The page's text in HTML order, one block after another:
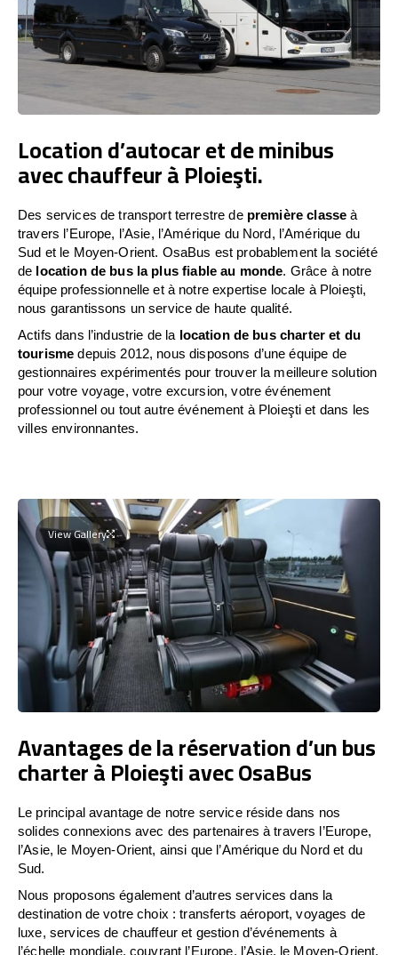
Location d’autocar et de minibus
avec chauffeur à Ploieşti.
Des services de transport terrestre de première classe à
travers l’Europe, l’Asie, l’Amérique du Nord, l’Amérique du
Sud et le Moyen-Orient. OsaBus est probablement la société
de location de bus la plus fiable au monde. Grâce à notre
équipe professionnelle et à notre expertise locale à Ploieşti,
nous garantissons un service de haute qualité.
Actifs dans l’industrie de la location de bus charter et du
tourisme depuis 2012, nous disposons d’une équipe de
gestionnaires expérimentés pour trouver la meilleure solution
pour votre voyage, votre excursion, votre événement
professionnel ou tout autre événement à Ploieşti et dans les
villes environnantes.
View Gallery
Avantages de la réservation d’un bus
charter à Ploieşti avec OsaBus
Le principal avantage de notre service réside dans nos
solides connexions avec des partenaires à travers l’Europe,
l’Asie, le Moyen-Orient, ainsi que l’Amérique du Nord et du
Sud.
Nous proposons également d’autres services dans la
destination de votre choix : transferts aéroport, voyages de
luxe, services de chauffeur et gestion d’événements à
l’échelle mondiale, couvrant l’Europe, l’Asie, le Moyen-Orient,